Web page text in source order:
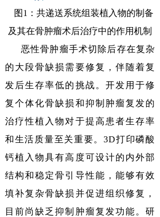
图1：共递送系统组装植入物的制备
及其在骨肿瘤术后治疗中的作用机制
恶性骨肿瘤手术切除后存在复杂
的大段骨缺损需要修复，伴随着复
发后生存率低的挑战。开发用于修
复个体化骨缺损和抑制肿瘤复发的
治疗性植入物对于提高患者生存率
和生活质量至关重要。3D打印磷酸
钙植入物具有高度可设计的内外部
结构和稳定骨引导性能，能够有效
填补复杂骨缺损并促进组织修复，
目前尚缺乏抑制肿瘤复发功能。研